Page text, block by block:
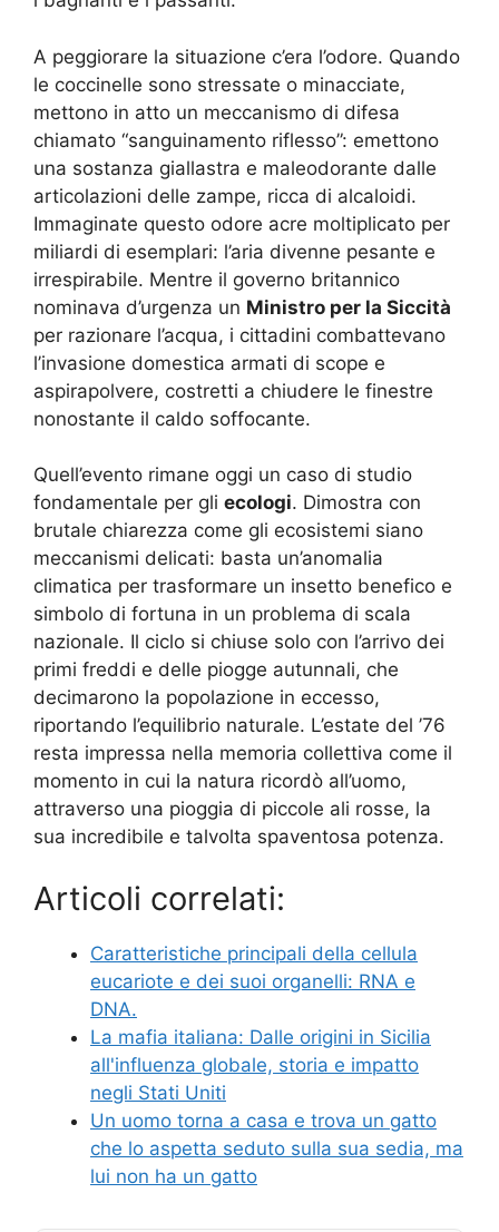
A peggiorare la situazione c’era l’odore. Quando
le coccinelle sono stressate o minacciate,
mettono in atto un meccanismo di difesa
chiamato “sanguinamento riflesso”: emettono
una sostanza giallastra e maleodorante dalle
articolazioni delle zampe, ricca di alcaloidi.
Immaginate questo odore acre moltiplicato per
miliardi di esemplari: l’aria divenne pesante e
irrespirabile. Mentre il governo britannico
nominava d’urgenza un Ministro per la Siccità
per razionare l’acqua, i cittadini combattevano
l’invasione domestica armati di scope e
aspirapolvere, costretti a chiudere le finestre
nonostante il caldo soffocante.
Quell’evento rimane oggi un caso di studio
fondamentale per gli ecologi. Dimostra con
brutale chiarezza come gli ecosistemi siano
meccanismi delicati: basta un’anomalia
climatica per trasformare un insetto benefico e
simbolo di fortuna in un problema di scala
nazionale. Il ciclo si chiuse solo con l’arrivo dei
primi freddi e delle piogge autunnali, che
decimarono la popolazione in eccesso,
riportando l’equilibrio naturale. L’estate del ’76
resta impressa nella memoria collettiva come il
momento in cui la natura ricordò all’uomo,
attraverso una pioggia di piccole ali rosse, la
sua incredibile e talvolta spaventosa potenza.
Articoli correlati:
Caratteristiche principali della cellula
eucariote e dei suoi organelli: RNA e
DNA.
La mafia italiana: Dalle origini in Sicilia
all'influenza globale, storia e impatto
negli Stati Uniti
Un uomo torna a casa e trova un gatto
che lo aspetta seduto sulla sua sedia, ma
lui non ha un gatto